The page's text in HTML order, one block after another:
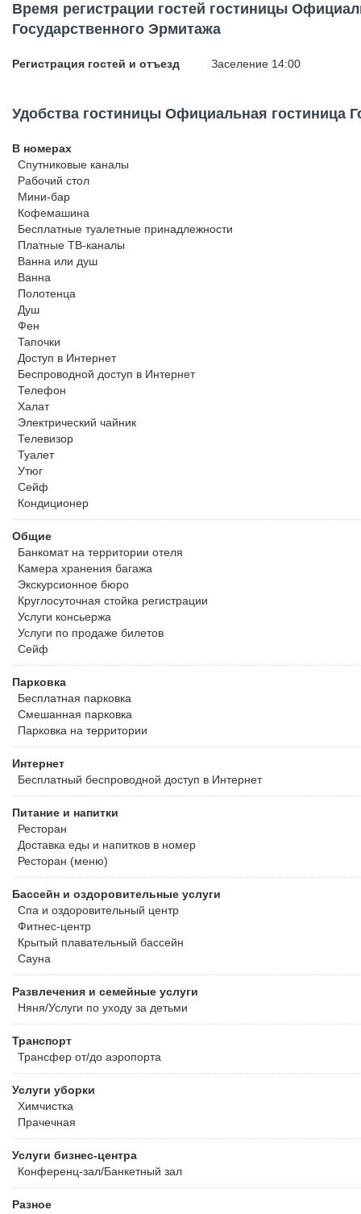
доступности располагаются еще две станции метро, Невский
достопримечательностей. Поездка до музея Эрмитаж на
Время регистрации гостей гостиницы
Государственного Эрмитажа
Регистрация гостей и отъезд Заселение 14:00
Удобства гостиницы Официальная гостиница
В номерах
Спутниковые каналы
Рабочий стол
Мини-бар
Кофемашина
Бесплатные туалетные принадлежности
Платные ТВ-каналы
Ванна или душ
Ванна
Полотенца
Душ
Фен
Тапочки
Доступ в Интернет
Беспроводной доступ в Интернет
Телефон
Халат
Электрический чайник
Телевизор
Туалет
Утюг
Сейф
Кондиционер
Общие
Банкомат на территории отеля
Камера хранения багажа
Экскурсионное бюро
Круглосуточная стойка регистрации
Услуги консьержа
Услуги по продаже билетов
Сейф
Парковка
Бесплатная парковка
Смешанная парковка
Парковка на территории
Интернет
Бесплатный беспроводной доступ в Интернет
Питание и напитки
Ресторан
Доставка еды и напитков в номер
Ресторан (меню)
Бассейн и оздоровительные услуги
Спа и оздоровительный центр
Фитнес-центр
Крытый плавательный бассейн
Сауна
Развлечения и семейные услуги
Няня/Услуги по уходу за детьми
Транспорт
Трансфер от/до аэропорта
Услуги уборки
Химчистка
Прачечная
Услуги бизнес-центра
Конференц-зал/Банкетный зал
Разное